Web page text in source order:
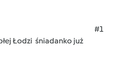
#1
Łodzi śniadanko już